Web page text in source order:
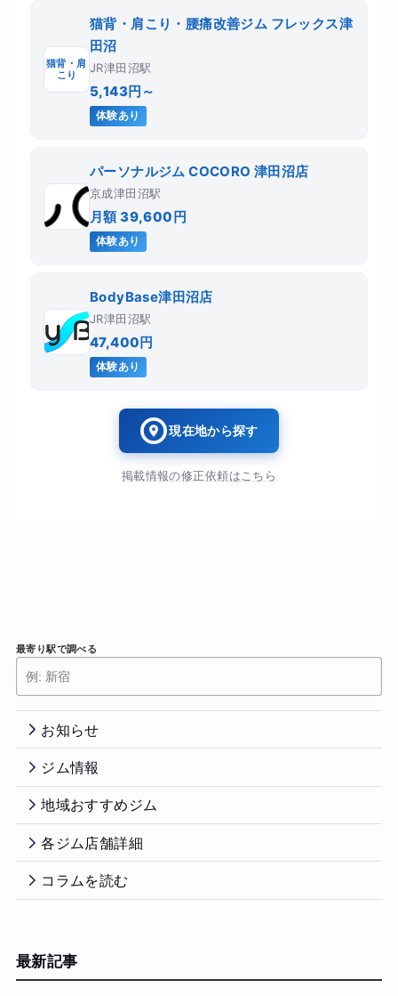
猫背・肩
こり
猫背・肩こり・腰痛改善ジム フレックス津
田沼
JR津田沼駅
5,143円～
体験あり
パーソナルジム COCORO 津田沼店
京成津田沼駅
月額 39,600円
体験あり
BodyBase津田沼店
JR津田沼駅
47,400円
体験あり
現在地から探す
掲載情報の修正依頼はこちら
最寄り駅で調べる
お知らせ
ジム情報
地域おすすめジム
各ジム店舗詳細
コラムを読む
最新記事